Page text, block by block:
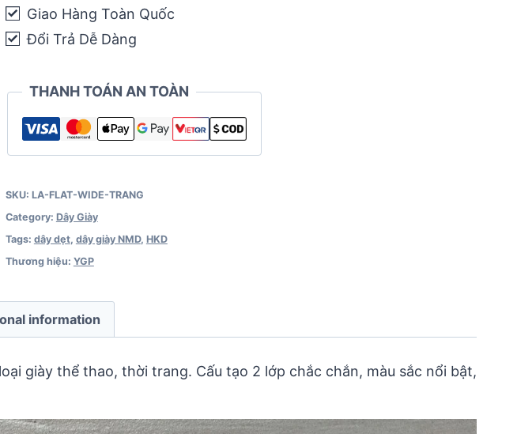
-
Trắng
Giao Hàng Toàn Quốc
Đổi Trả Dễ Dàng
THANH TOÁN AN TOÀN
SKU: LA-FLAT-WIDE-TRANG
Category: Dây Giày
Tags: dây dẹt, dây giày NMD, HKD
Thương hiệu: YGP
information
giày thể thao, thời trang. Cấu tạo 2 lớp chắc chắn, màu sắc nổi bật,